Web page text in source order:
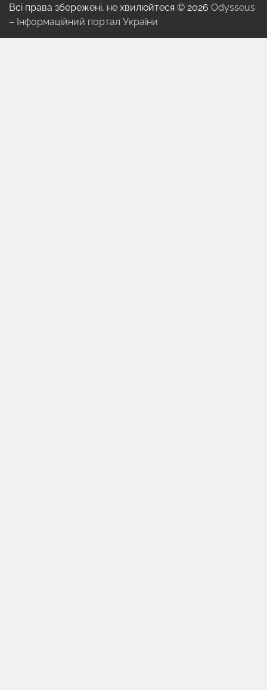
Всі права збережені, не хвилюйтеся © 2026 Odysseus
– Інформаційний портал України